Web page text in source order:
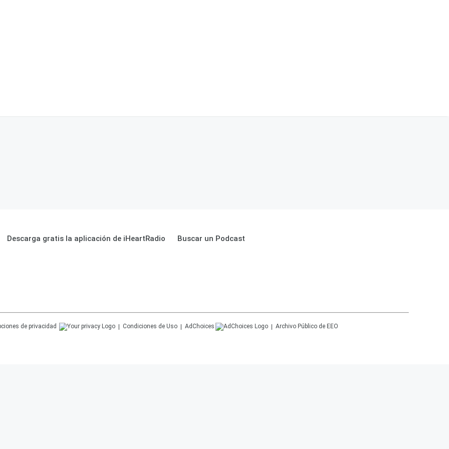
Descarga gratis la aplicación de iHeartRadio Buscar un Podcast
de privacidad Condiciones de Uso AdChoices Archivo Público de EEO